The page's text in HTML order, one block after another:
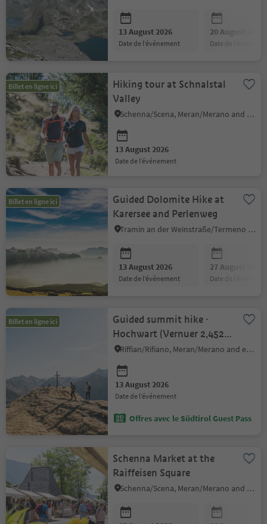
13 August 2026
date de l’événement
20 August 2026
date de
Billet en ligne ici
Hiking tour at Schnalstal
Valley
Schenna/Scena, Meran/Merano and environs
13 August 2026
date de l’événement
Billet en ligne ici
Guided Dolomite Hike at
Karersee and Perlenweg
Tramin an der Weinstraße/Termeno sulla Strada del Vino, Alto Adige Wine Road
13 August 2026
date de l’événement
27 August 2026
date de
Billet en ligne ici
Guided summit hike ·
Hochwart (Vernuer 2,452
m)
Riffian/Rifiano, Meran/Merano and environs
13 August 2026
date de l’événement
Offres avec le Südtirol Guest Pass
Schenna Market at the
Raiffeisen Square
Schenna/Scena, Meran/Merano and environs